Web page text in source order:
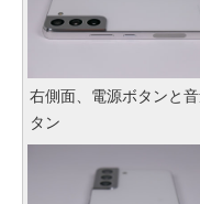
右側面、電源ボタンと
タン